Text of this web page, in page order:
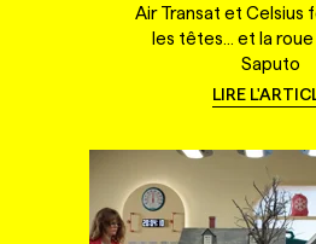
Air Transat et Celsius
les têtes... et la
Saputo
LIRE